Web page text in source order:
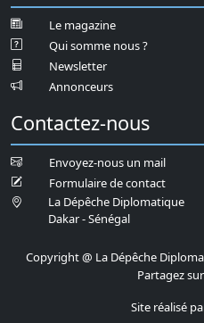
Le magazine
Qui somme nous ?
Newsletter
Annonceurs
Contactez-nous
Envoyez-nous un mail
Formulaire de contact
La Dépêche Diplomatique
Dakar - Sénégal
Copyright@ La Dépêche
Partagez sur
Site réalisé